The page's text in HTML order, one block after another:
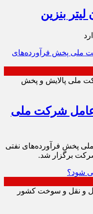
بنزین
ملی پالایش و پخش
شرکت ملی
پخش فرآورده‌های نفتی
برگزار شد.
و نقل و سوخت کشور